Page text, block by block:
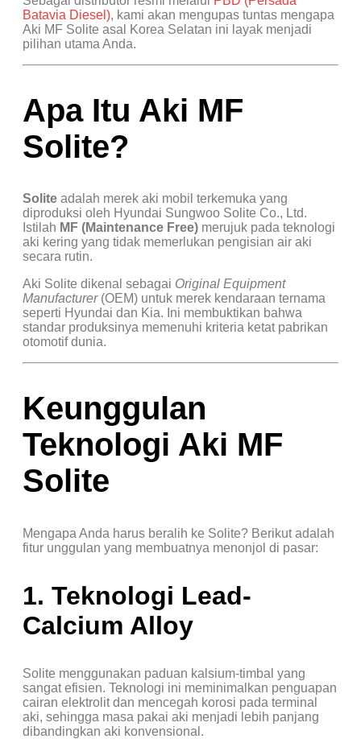
Batavia Diesel), kami akan mengupas tuntas mengapa
Aki MF Solite asal Korea Selatan ini layak menjadi
pilihan utama Anda.
Apa Itu Aki MF
Solite?
Solite adalah merek aki mobil terkemuka yang
diproduksi oleh Hyundai Sungwoo Solite Co., Ltd.
Istilah MF (Maintenance Free) merujuk pada teknologi
aki kering yang tidak memerlukan pengisian air aki
secara rutin.
Aki Solite dikenal sebagai Original Equipment
Manufacturer(OEM) untuk merek kendaraan ternama
seperti Hyundai dan Kia. Ini membuktikan bahwa
standar produksinya memenuhi kriteria ketat pabrikan
otomotif dunia.
Keunggulan
Teknologi Aki MF
Solite
Mengapa Anda harus beralih ke Solite? Berikut adalah
fitur unggulan yang membuatnya menonjol di pasar:
1. Teknologi Lead-
Calcium Alloy
Solite menggunakan paduan kalsium-timbal yang
sangat efisien. Teknologi ini meminimalkan penguapan
cairan elektrolit dan mencegah korosi pada terminal
aki, sehingga masa pakai aki menjadi lebih panjang
dibandingkan aki konvensional.